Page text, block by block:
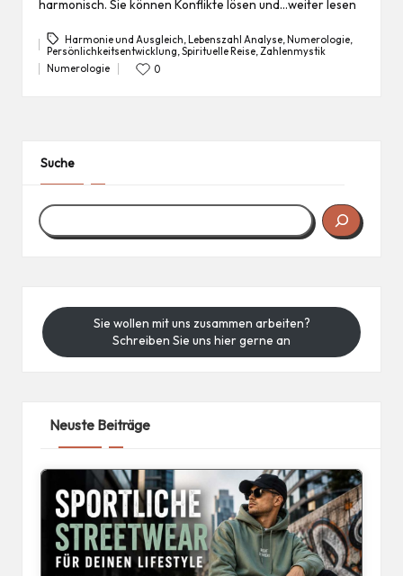
harmonisch. Sie können Konflikte lösen und…weiter lesen
Tags:
Harmonie und Ausgleich ,Lebenszahl Analyse ,Numerologie
Persönlichkeitsentwicklung Spirituelle Reise, Zahlenmystik
Posted
Numerologie 0
Suche
Sie wollen mit uns zusammen arbeiten?
Schreiben Sie uns hier gerne an
Neuste Beiträge